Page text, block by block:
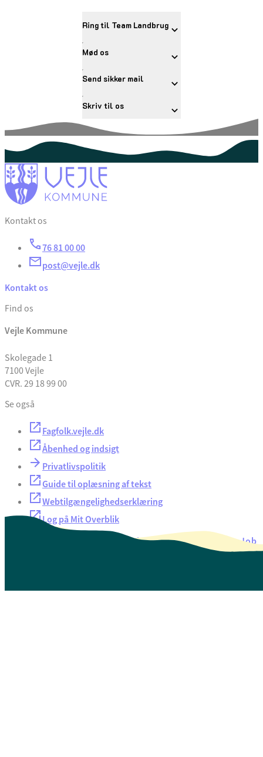
Ring til Team Landbrug
Mød os
Send sikker mail
Skriv til os
Kontakt os
76 81 00 00
post@vejle.dk
Kontakt os
Find os
Vejle Kommune
Skolegade 1
7100 Vejle
CVR. 29 18 99 00
Se også
Fagfolk.vejle.dk
Åbenhed og indsigt
Privatlivspolitik
Guide til oplæsning af tekst
Webtilgængelighedserklæring
Log på Mit Overblik
Oversigt over selvbetjeningJob